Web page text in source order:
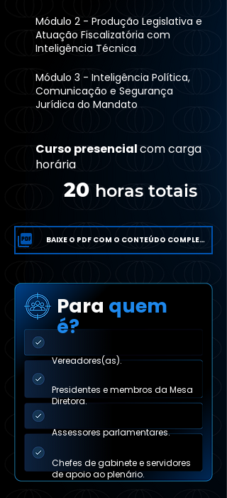
Módulo 2 - Produção Legislativa e
Atuação Fiscalizatória com
Inteligência Técnica
Módulo 3 - Inteligência Política,
Comunicação e Segurança
Jurídica do Mandato
Curso presencialcom carga
horária
20 horas totais
BAIXE O PDF COM O CONTEÚDO COMPLETO
Para quem
é?
Vereadores(as).
Presidentes e membros da Mesa
Diretora.
Chefes de gabinete e servidores
de apoio ao plenário.
Assessores parlamentares.